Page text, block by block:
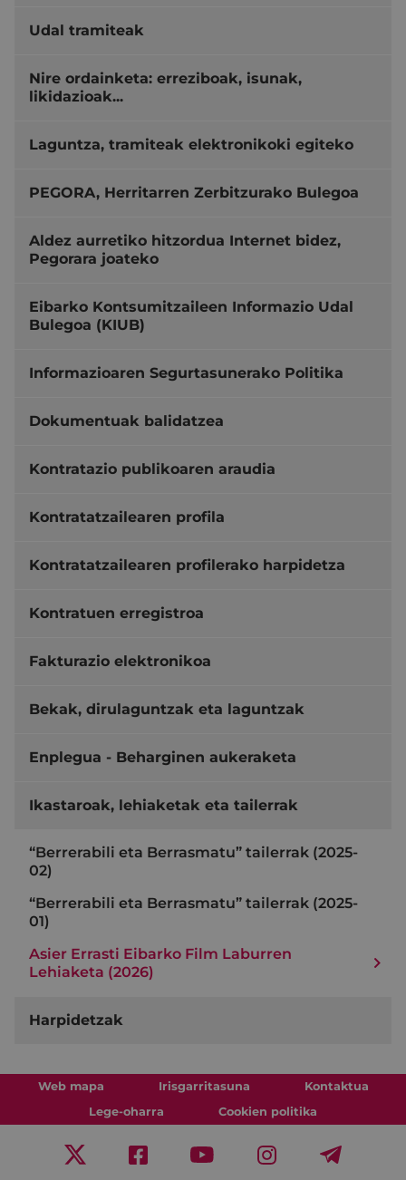
Udal tramiteak
Nire ordainketa: erreziboak, isunak,
likidazioak...
Laguntza, tramiteak elektronikoki egiteko
PEGORA, Herritarren Zerbitzurako Bulegoa
Aldez aurretiko hitzordua Internet bidez,
Pegorara joateko
Eibarko Kontsumitzaileen Informazio Udal
Bulegoa (KIUB)
Informazioaren Segurtasunerako Politika
Dokumentuak balidatzea
Kontratazio publikoaren araudia
Kontratatzailearen profila
Kontratatzailearen profilerako harpidetza
Kontratuen erregistroa
Fakturazio elektronikoa
Bekak, dirulaguntzak eta laguntzak
Enplegua - Beharginen aukeraketa
Ikastaroak, lehiaketak eta tailerrak
“Berrerabili eta Berrasmatu” tailerrak (2025-
02)
“Berrerabili eta Berrasmatu” tailerrak (2025-
01)
Asier Errasti Eibarko Film Laburren
Lehiaketa (2026)
Harpidetzak
Web mapa Irisgarritasuna
Kontaktua
Lege-oharra
Cookien politika